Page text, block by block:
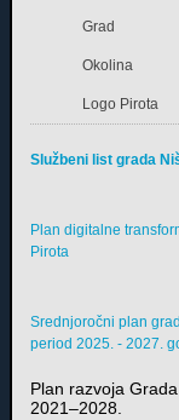
Grad
Okolina
Logo Pirota
Službeni list grada
Plan digitalne
Pirota
Srednjoročni plan
period 2025. - 2027.
Plan razvoja
2021–2028.